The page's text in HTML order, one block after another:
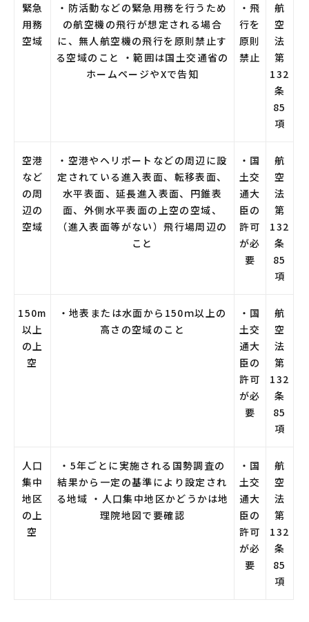
緊急
用務
空域
・防活動などの緊急用務を行うため
の航空機の飛行が想定される場合
に、無人航空機の飛行を原則禁止す
る空域のこと ・範囲は国土交通省の
ホームページやXで告知
・飛
行を
原則
禁止
航
空
法
第
132
条
85
項
空港
など
の周
辺の
空域
・空港やヘリポートなどの周辺に設
定されている進入表面、転移表面、
水平表面、延長進入表面、円錐表
面、外側水平表面の上空の空域、
（進入表面等がない）飛行場周辺の
こと
・国
土交
通大
臣の
許可
が必
要
航
空
法
第
132
条
85
項
150m
以上
の上
空
・地表または水面から150ｍ以上の
高さの空域のこと
・国
土交
通大
臣の
許可
が必
要
航
空
法
第
132
条
85
項
人口
集中
地区
の上
空
・5年ごとに実施される国勢調査の
結果から一定の基準により設定され
る地域 ・人口集中地区かどうかは地
理院地図で要確認
・国
土交
通大
臣の
許可
が必
要
航
空
法
第
132
条
85
項